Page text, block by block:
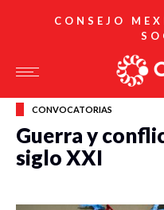
CONSEJO
CONVOCATORIAS
Guerra y
siglo XXI